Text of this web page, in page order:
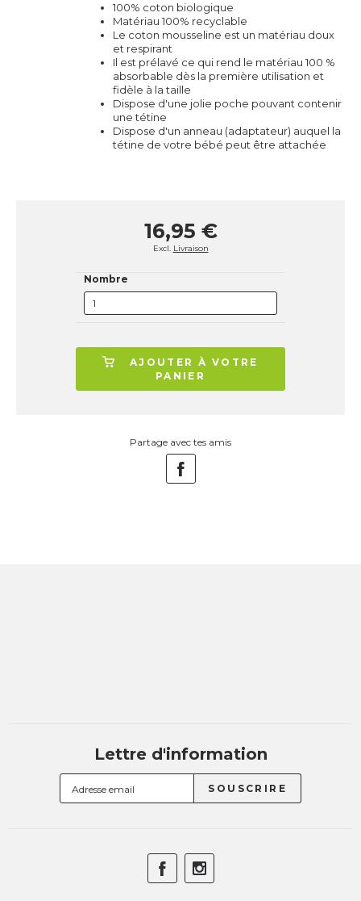
100% coton biologique
Matériau 100% recyclable
Le coton mousseline est un matériau doux
et respirant
Il est prélavé ce qui rend le matériau 100 %
absorbable dès la première utilisation et
fidèle à la taille
Dispose d'une jolie poche pouvant contenir
une tétine
Dispose d'un anneau (adaptateur) auquel la
tétine de votre bébé peut être attachée
16,95 €
Excl. Livraison
Nombre
AJOUTER À VOTRE
PANIER
Partage avec tes amis
Lettre d'information